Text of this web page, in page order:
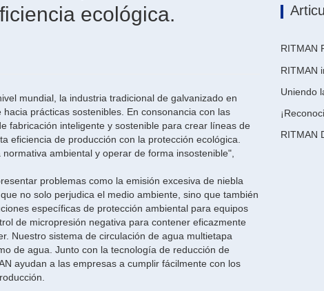
ecológica.
mundial, la industria tradicional de galvanizado en
prácticas sostenibles. En consonancia con las
fabricación inteligente y sostenible para crear líneas de
eficiencia de producción con la protección ecológica.
ambiental y operar de forma insostenible",
problemas como la emisión excesiva de niebla
no solo perjudica el medio ambiente, sino que también
específicas de protección ambiental para equipos
de micropresión negativa para contener eficazmente
Nuestro sistema de circulación de agua multietapa
de agua. Junto con la tecnología de reducción de
ayudan a las empresas a cumplir fácilmente con los